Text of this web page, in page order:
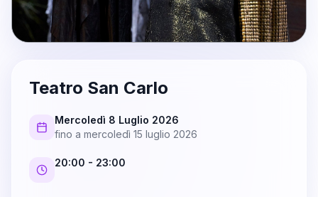
Teatro San Carlo
Mercoledì 8 Luglio 2026
fino a mercoledì 15 luglio 2026
20:00 - 23:00